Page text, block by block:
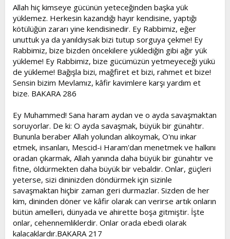
Allah hiç kimseye gücünün yeteceğinden başka yük
yüklemez. Herkesin kazandığı hayır kendisine, yaptığı
kötülüğün zararı yine kendisinedir. Ey Rabbimiz, eğer
unuttuk ya da yanıldıysak bizi tutup sorguya çekme! Ey
Rabbimiz, bize bizden öncekilere yüklediğin gibi ağır yük
yükleme! Ey Rabbimiz, bize gücümüzün yetmeyeceği yükü
de yükleme! Bağışla bizi, mağfiret et bizi, rahmet et bize!
Sensin bizim Mevlamız, kâfir kavimlere karşı yardım et
bize. BAKARA 286
Ey Muhammed! Sana haram aydan ve o ayda savaşmaktan
soruyorlar. De ki: O ayda savaşmak, büyük bir günahtır.
Bununla beraber Allah yolundan alıkoymak, O'nu inkar
etmek, insanları, Mescid-i Haram'dan menetmek ve halkını
oradan çıkarmak, Allah yanında daha büyük bir günahtır ve
fitne, öldürmekten daha büyük bir vebaldir. Onlar, güçleri
yeterse, sizi dininizden döndürmek için sizinle
savaşmaktan hiçbir zaman geri durmazlar. Sizden de her
kim, dininden döner ve kâfir olarak can verirse artık onların
bütün amelleri, dünyada ve ahirette boşa gitmiştir. İşte
onlar, cehennemliklerdir. Onlar orada ebedi olarak
kalacaklardır.BAKARA 217